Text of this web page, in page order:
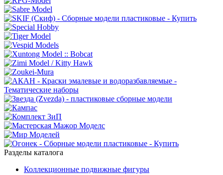
Разделы каталога
Коллекционные подвижные фигуры